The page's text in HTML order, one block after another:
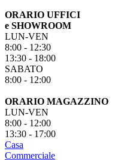
ORARIO UFFICI
e SHOWROOM
LUN-VEN
8:00 - 12:30
13:30 - 18:00
SABATO
8:00 - 12:00
ORARIO MAGAZZINO
LUN-VEN
8:00 - 12:00
13:30 - 17:00
Casa
Commerciale